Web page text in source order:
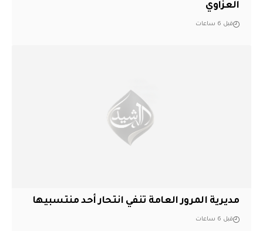
العزاوي
قبل 6 ساعات
مديرية المرور العامة تنفي انتحار أحد منتسبيها
قبل 6 ساعات